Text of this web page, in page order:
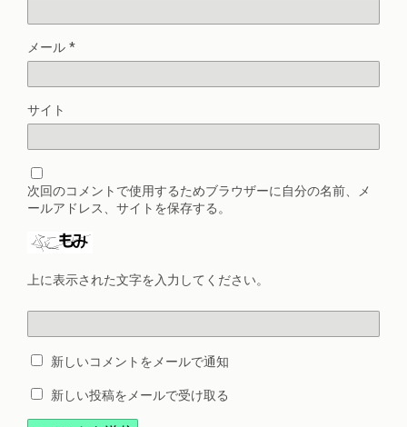
メール *
サイト
次回のコメントで使用するためブラウザーに自分の名前、メ
ールアドレス、サイトを保存する。
上に表示された文字を入力してください。
新しいコメントをメールで通知
新しい投稿をメールで受け取る